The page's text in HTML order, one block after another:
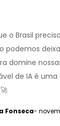
o Brasil
podemos
domine
de IA é
Fonseca-